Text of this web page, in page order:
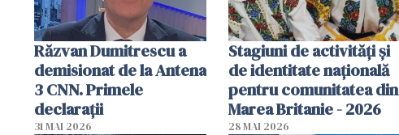
Răzvan Dumitrescu a
demisionat de la Antena
3 CNN. Primele
declarații
31 MAI 2026
Stagiuni de activități și
de identitate națională
pentru comunitatea din
Marea Britanie - 2026
28 MAI 2026